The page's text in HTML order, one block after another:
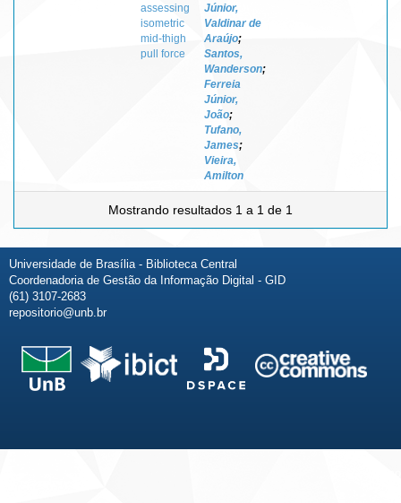
assessing
isometric
mid-thigh
pull force
Júnior,
Valdinar de
Araújo;
Santos,
Wanderson;
Ferreia
Júnior,
João;
Tufano,
James;
Vieira,
Amilton
Mostrando resultados 1 a 1 de 1
Universidade de Brasília - Biblioteca Central
Coordenadoria de Gestão da Informação Digital - GID
(61) 3107-2683
repositorio@unb.br